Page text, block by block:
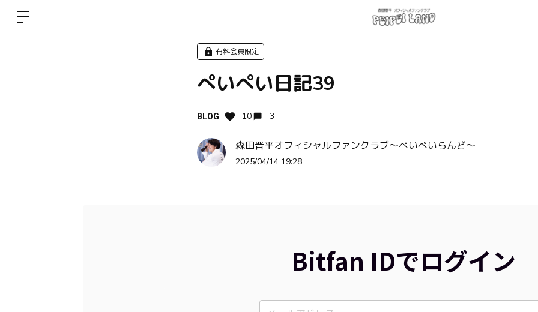
有料会員限定
ぺいぺい日記39
BLOG 10 3
森田晋平オフィシャルファンクラブ〜ぺいぺいらんど〜
2025/04/14 19:28
Bitfan IDでログイン